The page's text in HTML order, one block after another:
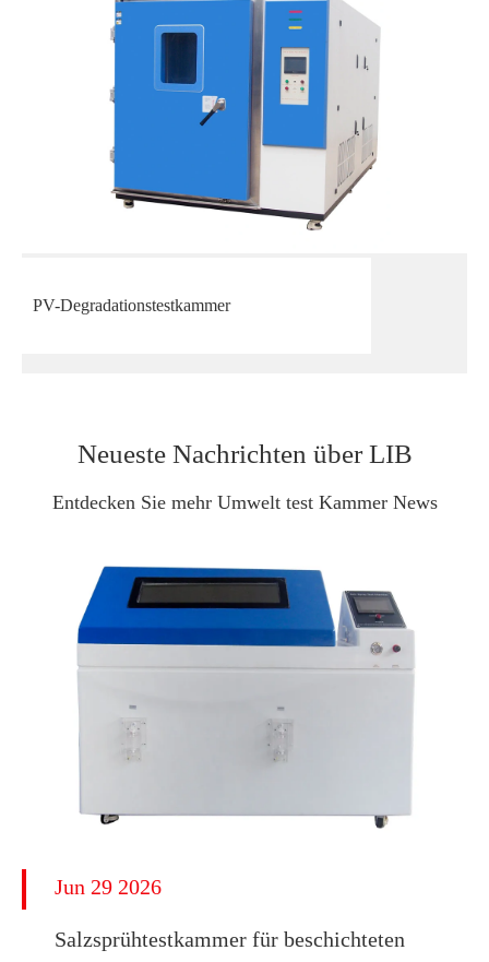
PV-Degradationstestkammer
Neueste Nachrichten über LIB
Entdecken Sie mehr Umwelt test Kammer News
Jun 29 2026
​Salzsprühtestkammer für beschichteten